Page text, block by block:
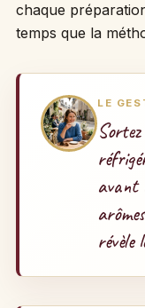
chaque
temps que la
LE
avant
révèle